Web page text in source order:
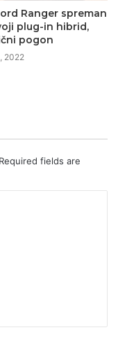
Ranger spreman
plug-in hibrid,
pogon
2022
Required fields are